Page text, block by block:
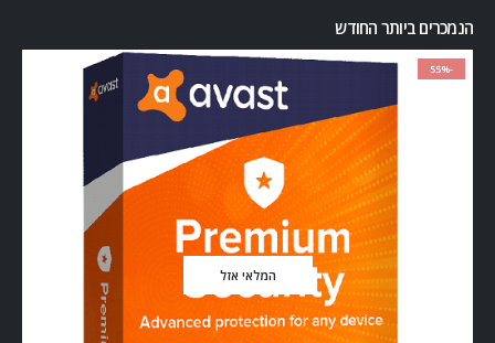
הנמכרים ביותר החודש
-55%
המלאי אזל